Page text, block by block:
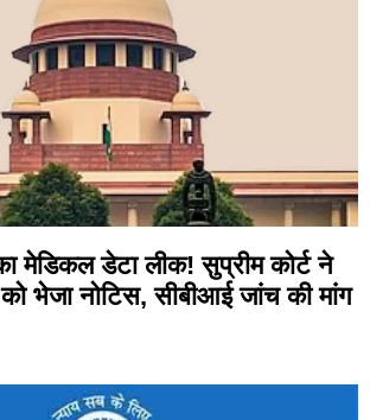
मेडिकल डेटा लीक! सुप्रीम कोर्ट ने
भेजा नोटिस, सीबीआई जांच की मांग